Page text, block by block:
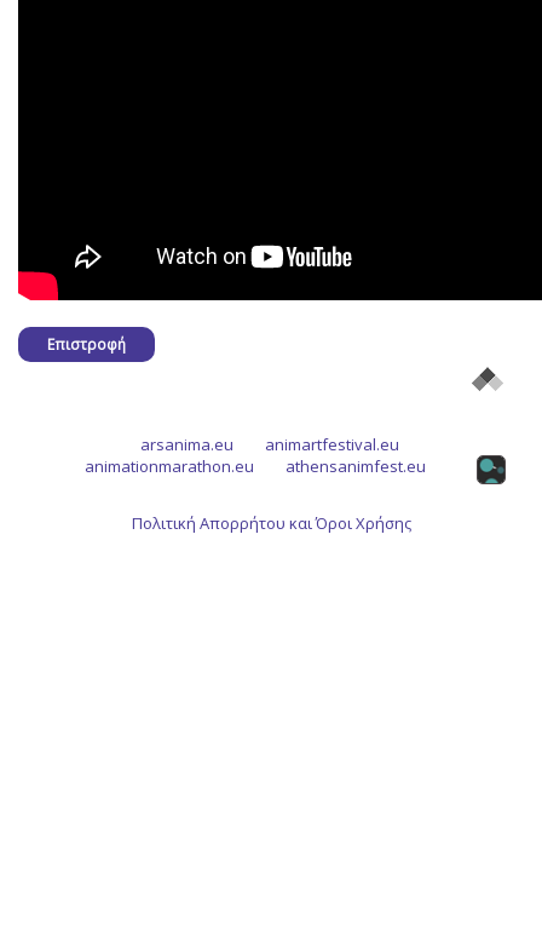
Επιστροφή
arsanima.eu
animartfestival.eu
animationmarathon.eu
athensanimfest.eu
Πολιτική Απορρήτου και Όροι Χρήσης